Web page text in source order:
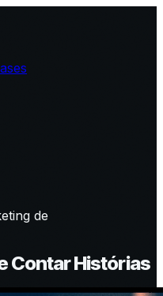
de
Contar Histórias